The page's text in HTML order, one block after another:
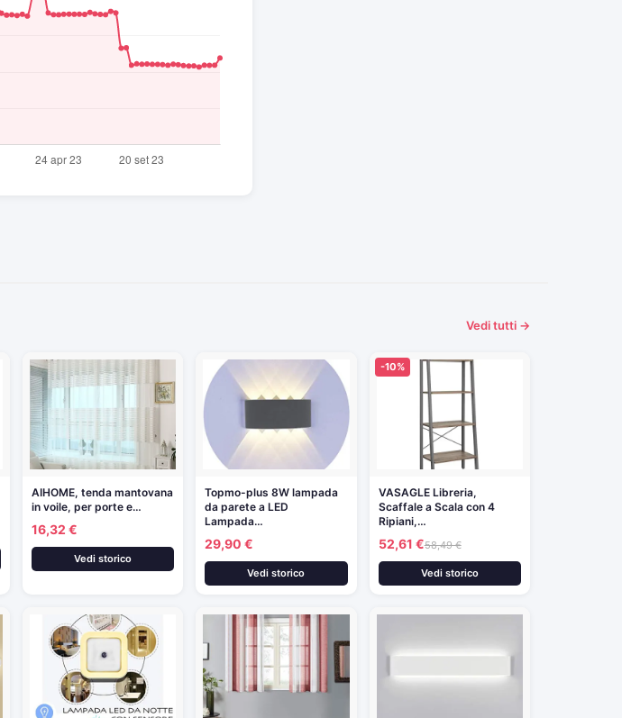
Vedi tutti →
AIHOME, tenda mantovana
in voile, per porte e…
16,32 €
Vedi storico
Topmo-plus 8W lampada
da parete a LED
Lampada…
29,90 €
Vedi storico
-10%
VASAGLE Libreria,
Scaffale a Scala con 4
Ripiani,…
52,61 €58,49 €
Vedi storico